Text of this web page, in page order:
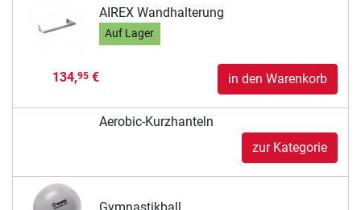
AIREX Wandhalterung
Auf Lager
134,95€ in den Warenkorb
Aerobic-Kurzhanteln
zur Kategorie